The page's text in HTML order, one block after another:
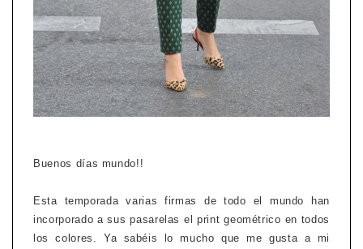
Buenos días mundo!!
Esta temporada varias firmas de todo el mundo han
incorporado a sus pasarelas el print geométrico en todos
los colores. Ya sabéis lo mucho que me gusta a mi